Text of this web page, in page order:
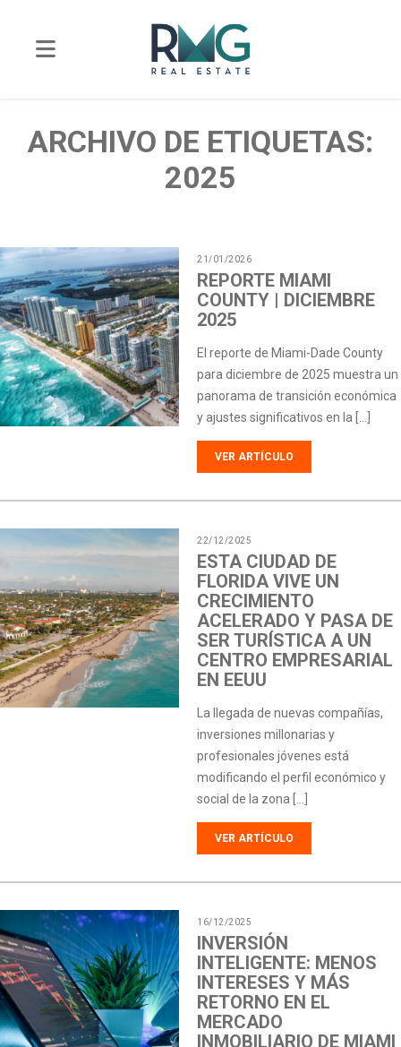
ARCHIVO DE ETIQUETAS:
2025
21/01/2026
REPORTE MIAMI
COUNTY | DICIEMBRE
2025
El reporte de Miami-Dade County
para diciembre de 2025 muestra un
panorama de transición económica
y ajustes significativos en la […]
VER ARTÍCULO
22/12/2025
ESTA CIUDAD DE
FLORIDA VIVE UN
CRECIMIENTO
ACELERADO Y PASA DE
SER TURÍSTICA A UN
CENTRO EMPRESARIAL
EN EEUU
La llegada de nuevas compañías,
inversiones millonarias y
profesionales jóvenes está
modificando el perfil económico y
social de la zona […]
VER ARTÍCULO
16/12/2025
INVERSIÓN
INTELIGENTE: MENOS
INTERESES Y MÁS
RETORNO EN EL
MERCADO
INMOBILIARIO DE MIAMI